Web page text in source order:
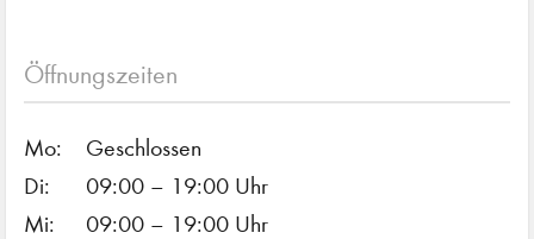
Öffnungszeiten
Mo:
Geschlossen
Di:
09:00 – 19:00 Uhr
Mi:
09:00 – 19:00 Uhr